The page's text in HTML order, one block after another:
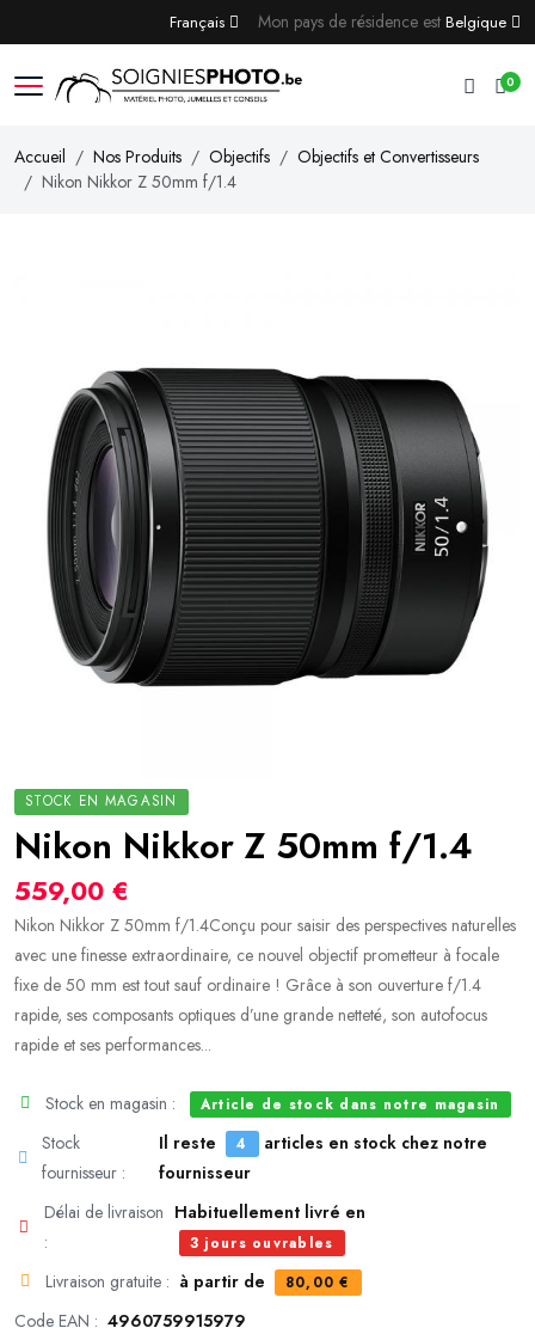
Mon pays de résidence est Belgique
Français
0
Accueil Nos Produits Objectifs
Objectifs et Convertisseurs
Nikon Nikkor Z 50mm f/1.4
STOCK EN MAGASIN
Nikon Nikkor Z 50mm f/1.4
559,00 €
Nikon Nikkor Z 50mm f/1.4Conçu pour saisir des perspectives naturelles
avec une finesse extraordinaire, ce nouvel objectif prometteur à focale
fixe de 50 mm est tout sauf ordinaire ! Grâce à son ouverture f/1.4
rapide, ses composants optiques d’une grande netteté, son autofocus
rapide et ses performances...
Stock en magasin : Article de stock dans notre magasin
Stock
fournisseur :
Il reste 4
articles en stock chez notre
fournisseur
Délai de livraison
:
Habituellement livré en
3 jours ouvrables
Livraison gratuite : à partir de 80,00 €
Code EAN : 4960759915979